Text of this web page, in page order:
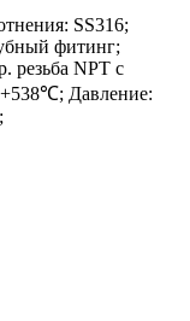
SS316;
фитинг;
резьба NPT с
Давление: